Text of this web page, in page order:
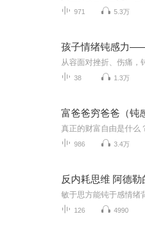
971 5.3万
孩子情绪钝感力
38 1.3万
富爸爸穷爸爸（钝
986 3.4万
反内耗思维 阿德
126 4990